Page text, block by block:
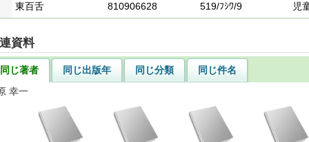
東百舌 810906628 519/ﾌｼﾜ/9 児
資料
同じ著者 同じ出版年 同じ分類
同じ件名
幸一